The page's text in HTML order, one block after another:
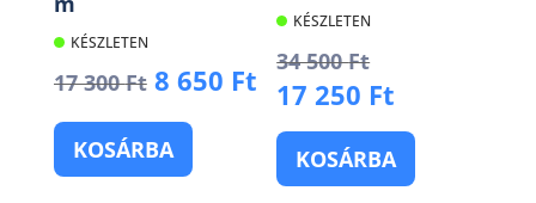
KÉSZLETEN
17 300Ft Original
was:
17
8 650 FtCurrent
price
is:
KOSÁRBA
KÉSZLETEN
34 500FtOriginal
price
34
500 Ft.
17 250 Ft
price
is:
17
KOSÁRBA